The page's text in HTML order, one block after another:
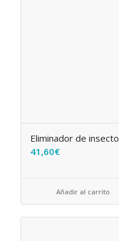
Eliminador de
41,60€
Añadir al carrito